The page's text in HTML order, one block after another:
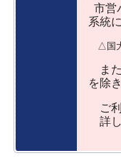
市営
系統
△国大
また
を除
ご利
詳し